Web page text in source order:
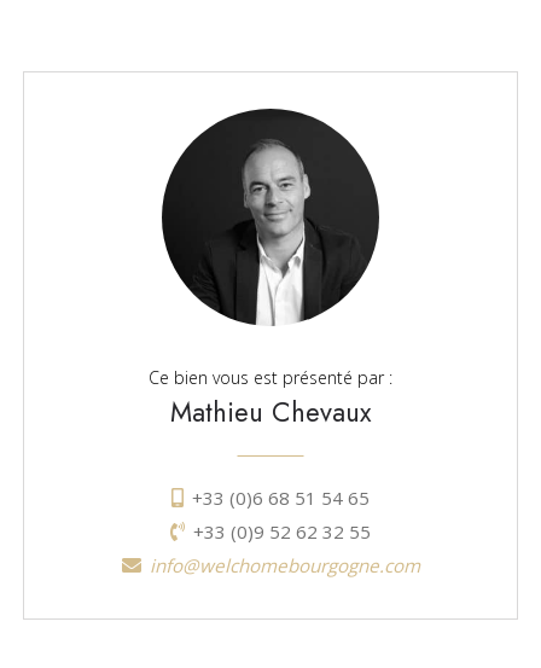
Ce bien vous est présenté par :
Mathieu Chevaux
+33 (0)6 68 51 54 65
+33 (0)9 52 62 32 55
info@welchomebourgogne.com